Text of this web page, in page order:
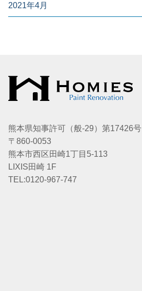
2021年4月
熊本県知事許可（般-29）第17426号
〒860-0053
熊本市西区田崎1丁目5-113
LIXIS田崎 1F
TEL:0120-967-747